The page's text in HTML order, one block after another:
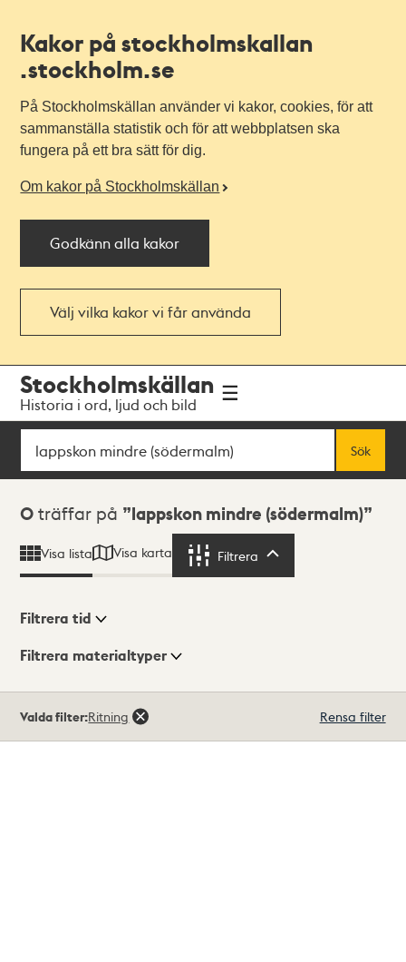
Kakor på stockholmskallan
.stockholm.se
På Stockholmskällan använder vi kakor, cookies, för att
sammanställa statistik och för att webbplatsen ska
fungera på ett bra sätt för dig.
Om kakor på Stockholmskällan
Godkänn alla kakor
Välj vilka kakor vi får använda
navigationen
huvudinnehållet
Stockholmskällan
Historia i ord, ljud och bild
Sök
Sök
Sökresultat
0 träffar på lappskon mindre (södermalm)
Visa lista Visa karta Filtrera
Visningsläge
Filtrera tid
Filtrera materialtyper
träffar
Valda filter:Ritning Rensa filter